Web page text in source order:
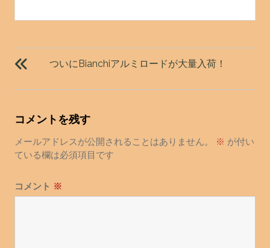
投
稿
ビ
ー
シ
ョ
ついにBianchiアルミロードが大量入荷！
コメントを残す
メールアドレスが公開されることはありません。 ※ が付い
ている欄は必須項目です
コメント ※